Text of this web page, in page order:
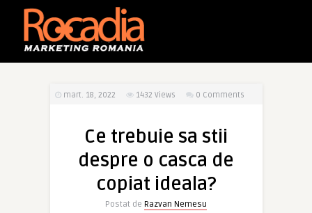
mart. 18, 2022 1432 Views 0 Comments
Ce trebuie sa stii
despre o casca de
copiat ideala?
Postat de Razvan Nemesu